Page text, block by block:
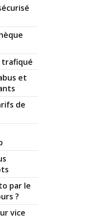
le commentaire)
il était temps mais vu
majorité à crédit
moi ça me fait juste
c'est la base...
et
de
par le
?
vice